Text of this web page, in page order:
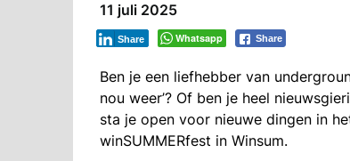
11 juli 2025
Whatsapp Share
Share
Ben je een liefhebber van
nou weer’? Of ben je heel
sta je open voor nieuwe dingen in
winSUMMERfest in Winsum.